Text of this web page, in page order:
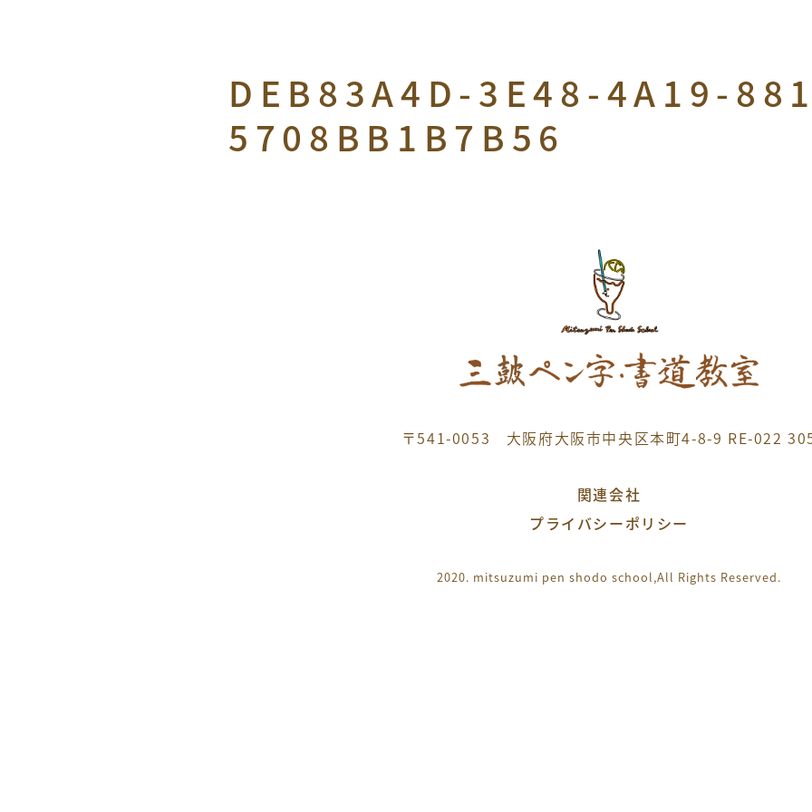
DEB83A4D-3E48-4A19-
5708BB1B7B56
〒541-0053 大阪府大阪市中央区本町4-8-9 RE-022
関連会社
プライバシーポリシー
2020. mitsuzumi pen shodo school,All Rights Reserved.